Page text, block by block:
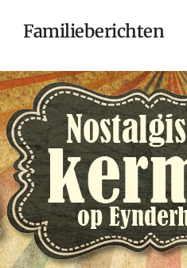
Familieberichten